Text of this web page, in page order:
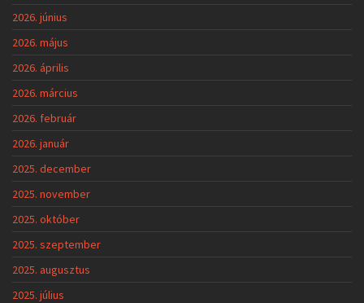
2026. június
2026. május
2026. április
2026. március
2026. február
2026. január
2025. december
2025. november
2025. október
2025. szeptember
2025. augusztus
2025. július